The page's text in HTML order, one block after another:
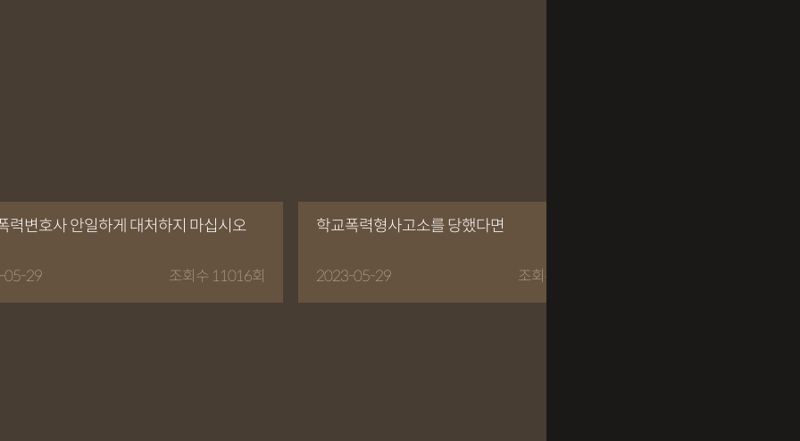
력변호사 안일하게 대처하지 마십시오
05-29 조회수 11016회
학교폭력형사고소를 당했다면
2023-05-29 조회수 10824회